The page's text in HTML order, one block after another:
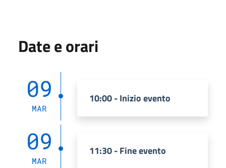
Date e orari
09
MAR
10:00 - Inizio evento
09
MAR
11:30 - Fine evento